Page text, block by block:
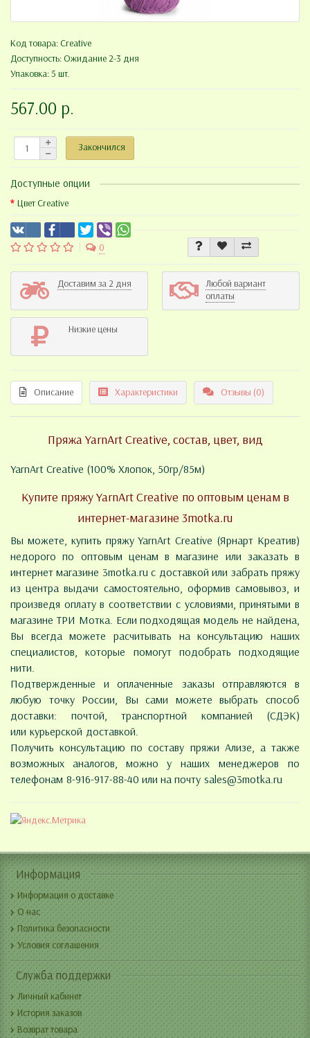
Код товара:Creative
Доступность: Ожидание 2-3 дня
Упаковка: 5 шт.
567.00 р.
Закончился
Доступные опции
Цвет Creative
0
Доставим за 2 дня
Любой вариант
оплаты
Низкие цены
Описание Характеристики Отзывы (0)
Пряжа YarnArt Creative, состав, цвет, вид
YarnArt Creative (100% Хлопок, 50гр/85м)
Купите пряжу YarnArt Creative по оптовым ценам в
интернет-магазине 3motka.ru
Вы можете, купить пряжу YarnArt Creative (Ярнарт Креатив)
недорого по оптовым ценам в магазине или заказать в
интернет магазине 3motka.ru с доставкой или забрать пряжу
из центра выдачи самостоятельно, оформив самовывоз, и
произведя оплату в соответствии с условиями, принятыми в
магазине ТРИ Мотка. Если подходящая модель не найдена,
Вы всегда можете расчитывать на консультацию наших
специалистов, которые помогут подобрать подходящие
нити.
Подтвержденные и оплаченные заказы отправляются в
любую точку России, Вы сами можете выбрать способ
доставки: почтой, транспортной компанией (СДЭК)
или курьерской доставкой.
Получить консультацию по составу пряжи Ализе, а также
возможных аналогов, можно у наших менеджеров по
телефонам 8-916-917-88-40 или на почту sales@3motka.ru
Информация
Информация о доставке
О нас
Политика безопасности
Условия соглашения
Служба поддержки
Личный кабинет
История заказов
Возврат товара